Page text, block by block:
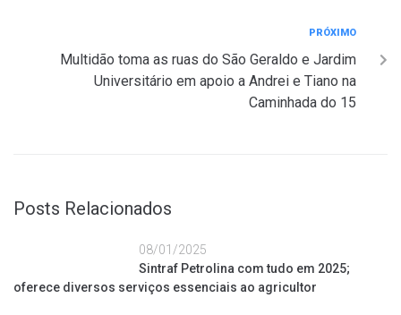
PRÓXIMO
Multidão toma as ruas do São Geraldo e Jardim
Universitário em apoio a Andrei e Tiano na
Caminhada do 15
Posts Relacionados
08/01/2025
Sintraf Petrolina com tudo em 2025;
oferece diversos serviços essenciais ao agricultor